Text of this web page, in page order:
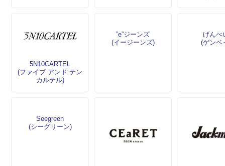
5N10CARTEL
(ファイブ アンド テン
カルテル)
”e”ジーンズ
(イージーンズ)
げんべ
(ゲンベ
Seegreen
(シーグリーン)